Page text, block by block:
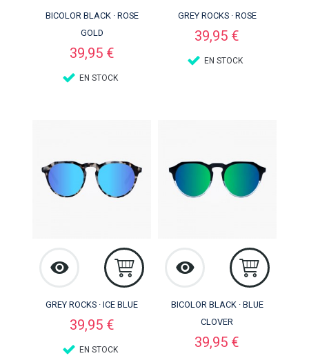
BICOLOR BLACK · ROSE
GOLD
Precio
39,95 €
EN STOCK
GREY ROCKS · ROSE
Precio
39,95 €
EN STOCK
GREY ROCKS · ICE BLUE
Precio
39,95 €
EN STOCK
BICOLOR BLACK · BLUE
CLOVER
Precio
39,95 €